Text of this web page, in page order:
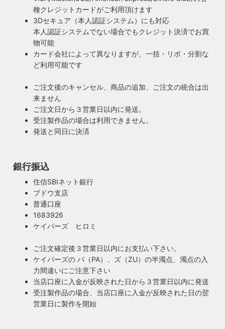
暮らしを照らす名脇役・こだわりのヴィンテー
ジスタイル
照明は暮らしの名脇役！メインのスーツが良いのに、靴や時
計がダサいとイマイチ決まらない。住宅や店舗も同じく照明
す。ハイロミドットコムがこだわるのは、旧き良きアメリカ
のインテリアや工業製品の重厚感やゴージャスさ。それでい
て飽きの来ない無垢さや素朴さを追求したヴィンテージスタ
イルでの提案にこだわっています。
◆もっと詳しく見る
安心のPSE適合照明・電気用品安全法の遵守
ハイロミドットコムで販売する照明は１点残らずPSE検査に
合格した照明です。製造後や出荷前に検査を行うため、当店
のオリジナル照明はもちろん、アンティークやヴィンテージ
の古い照明も安心してお使い頂けます。当店は製造事業者と
業者として届出を行っております。
種クレジットカードがご利用頂けます
3Dセキュア（本人認証システム）にも対応
本人認証システムでない場合でもクレジット決済でお買
物可能
カード会社によって異なりますが、一括・リボ・分割な
ど利用可能です
ご注文後のキャンセル、商品の追加、ご注文の統合は出
来ません
ご注文日から３営業日以内に発送。
受注製作品の場合は利用できません。
発送と同日に決済
銀行振込
住信SBIネット銀行
ブドウ支店
普通口座
1683926
ケイパーズ ヒロミ
ご注文確定後３営業日以内にお支払い下さい。
ケイパーズの パ（PA）、ズ（ZU）の半濁点、濁点の入
力間違いにご注意下さい
当店口座に入金が反映された日から３営業日以内に発送
受注製作品の場合、当店口座に入金が反映された日の翌
営業日に製作を開始